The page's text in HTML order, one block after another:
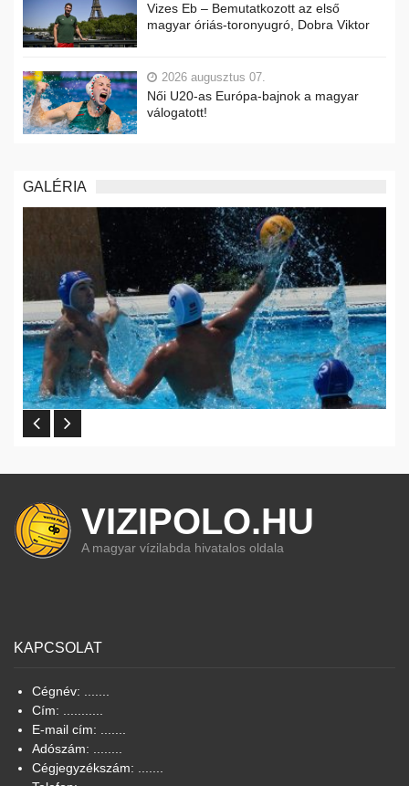
Vizes Eb – Bemutatkozott az első
magyar óriás-toronyugró, Dobra Viktor
2026 augusztus 07.
Női U20-as Európa-bajnok a magyar
válogatott!
GALÉRIA
VIZIPOLO.HU
A magyar vízilabda hivatalos oldala
KAPCSOLAT
Cégnév: .......
Cím: ...........
E-mail cím: .......
Adószám: ........
Cégjegyzékszám: .......